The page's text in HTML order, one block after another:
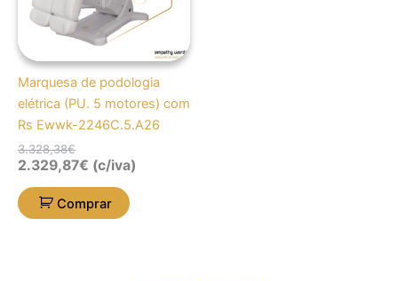
Marquesa de podologia
elétrica (PU. 5 motores) com
Rs Ewwk-2246C.5.A26
3.328,38€
2.329,87€ (c/iva)
Comprar